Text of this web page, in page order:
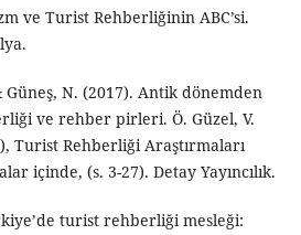
ve Turist Rehberliğinin ABC’si.
N. (2017). Antik dönemden
ve rehber pirleri. Ö. Güzel, V.
Turist Rehberliği Araştırmaları
içinde, (s. 3-27). Detay Yayıncılık.
turist rehberliği mesleği: